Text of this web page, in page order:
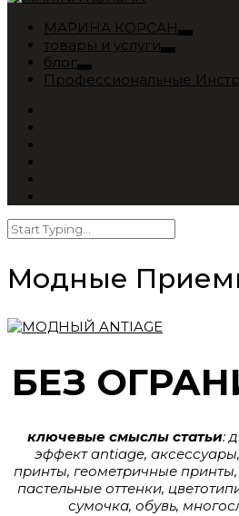
МАРИНА КОРСАН
товары и услуги
блог
Профессиональные
Модные
БЕЗ
ключевые смыслы статьи:
эффект antiage,
принты, геометричные
пастельные оттенки,
сумочка, обувь,